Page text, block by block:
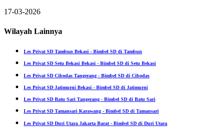
17-03-2026
Wilayah Lainnya
Les Privat SD Tambun Bekasi - Bimbel SD di Tambun
Les Privat SD Setu Bekasi Bekasi - Bimbel SD di Setu Bekasi
Les Privat SD Cibodas Tangerang - Bimbel SD di Cibodas
Les Privat SD Jatimurni Bekasi - Bimbel SD di Jatimurni
Les Privat SD Batu Sari Tangerang - Bimbel SD di Batu Sari
Les Privat SD Tamansari Karawang - Bimbel SD di Tamansari
Les Privat SD Duri Utara Jakarta Barat - Bimbel SD di Duri Utara